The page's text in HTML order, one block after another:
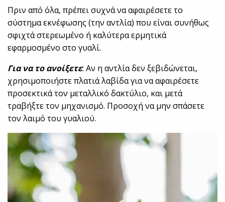
Πριν από όλα, πρέπει συχνά να αφαιρέσετε το
σύστημα εκνέφωσης (την αντλία) που είναι συνήθως
σφιχτά στερεωμένο ή καλύτερα ερμητικά
εφαρμοσμένο στο γυαλί.
Για να το ανοίξετε: Αν η αντλία δεν ξεβιδώνεται,
χρησιμοποιήστε πλατιά λαβίδα για να αφαιρέσετε
προσεκτικά τον μεταλλικό δακτύλιο, και μετά
τραβήξτε τον μηχανισμό. Προσοχή να μην σπάσετε
τον λαιμό του γυαλιού.